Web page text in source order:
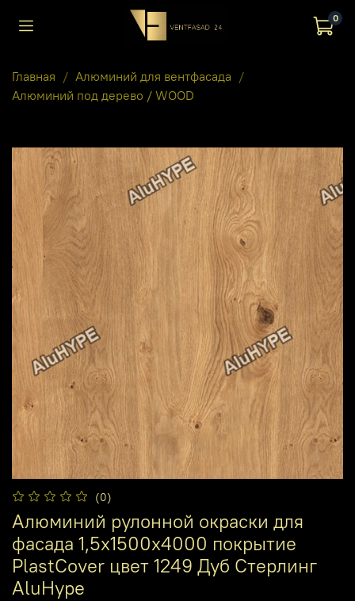
0
Главная
Алюминий для вентфасада
Алюминий под дерево / WOOD
(0)
Алюминий рулонной окраски для
фасада 1,5х1500х4000 покрытие
PlastCover цвет 1249 Дуб Стерлинг
AluHype